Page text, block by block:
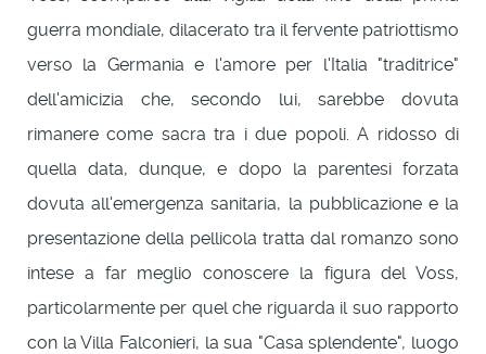
guerra mondiale, dilacerato tra il fervente patriottismo
verso la Germania e l'amore per l'Italia "traditrice"
dell'amicizia che, secondo lui, sarebbe dovuta
rimanere come sacra tra i due popoli. A ridosso di
quella data, dunque, e dopo la parentesi forzata
dovuta all'emergenza sanitaria, la pubblicazione e la
presentazione della pellicola tratta dal romanzo sono
intese a far meglio conoscere la figura del Voss,
particolarmente per quel che riguarda il suo rapporto
con la Villa Falconieri, la sua "Casa splendente", luogo